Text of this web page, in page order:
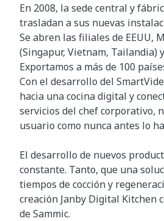
En 2008, la sede central y
trasladan a sus nuevas
Se abren las filiales de EEUU,
(Singapur, Vietnam, Tailandia)
Exportamos a más de 100
Con el desarrollo del
hacia una cocina digital y
servicios del chef corporativo,
usuario como nunca antes lo
El desarrollo de nuevos
constante. Tanto, que una
tiempos de cocción y
creación Janby Digital Kitchen
de Sammic.